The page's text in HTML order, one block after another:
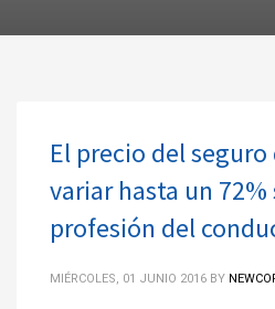
El precio del
variar hasta un 72%
profesión del
MIÉRCOLES, 01 JUNIO 2016 BY